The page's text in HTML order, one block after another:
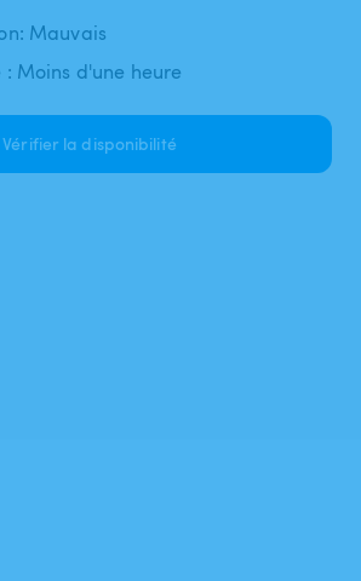
Mauvais
Moins d'une heure
Vérifier la disponibilité